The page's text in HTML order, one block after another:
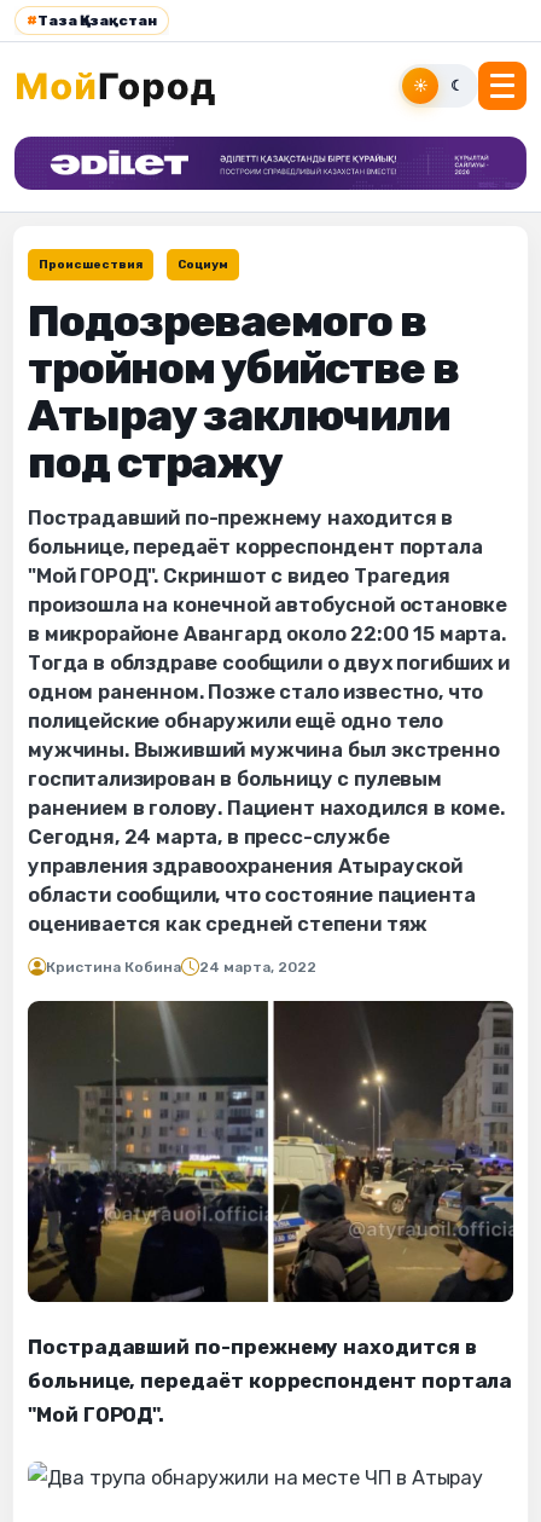
#Таза Қазақстан
☀ ☾
Происшествия Социум
Подозреваемого в
тройном убийстве в
Атырау заключили
под стражу
Пострадавший по-прежнему находится в
больнице, передаёт корреспондент портала
"Мой ГОРОД". Скриншот с видео Трагедия
произошла на конечной автобусной остановке
в микрорайоне Авангард около 22:00 15 марта.
Тогда в облздраве сообщили о двух погибших и
одном раненном. Позже стало известно, что
полицейские обнаружили ещё одно тело
мужчины. Выживший мужчина был экстренно
госпитализирован в больницу с пулевым
ранением в голову. Пациент находился в коме.
Сегодня, 24 марта, в пресс-службе
управления здравоохранения Атырауской
области сообщили, что состояние пациента
оценивается как средней степени тяж
Кристина Кобина 24 марта, 2022
Пострадавший по-прежнему находится в
больнице, передаёт корреспондент портала
"Мой ГОРОД".